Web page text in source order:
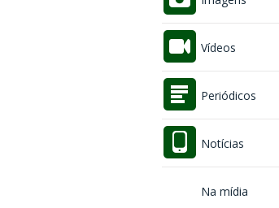
Vídeos
Periódicos
Notícias
Na mídia